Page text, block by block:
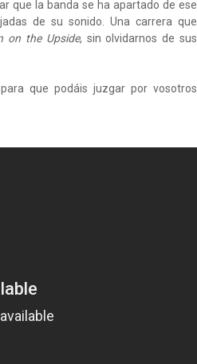
que la banda se ha apartado de ese
de su sonido. Una carrera que
on the Upside, sin olvidarnos de sus
que podáis juzgar por vosotros